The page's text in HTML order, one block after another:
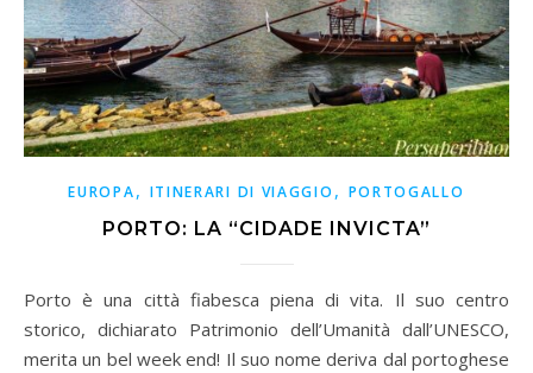
EUROPA, ITINERARI DI VIAGGIO , PORTOGALLO
PORTO: LA “CIDADE INVICTA”
Porto è una città fiabesca piena di vita. Il suo centro
storico, dichiarato Patrimonio dell’Umanità dall’UNESCO,
merita un bel week end! Il suo nome deriva dal portoghese